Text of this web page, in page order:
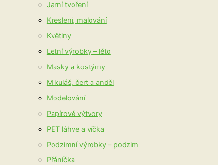
Jarní tvoření
Kreslení, malování
Květiny
Letní výrobky – léto
Masky a kostýmy
Mikuláš, čert a anděl
Modelování
Papírové výtvory
PET láhve a víčka
Podzimní výrobky – podzim
Přáníčka